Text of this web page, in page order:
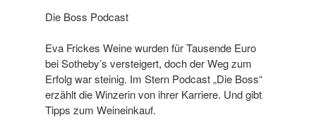
Die Boss Podcast
Eva Frickes Weine wurden für Tausende Euro
bei Sotheby’s versteigert, doch der Weg zum
Erfolg war steinig. Im Stern Podcast „Die Boss“
erzählt die Winzerin von ihrer Karriere. Und gibt
Tipps zum Weineinkauf.